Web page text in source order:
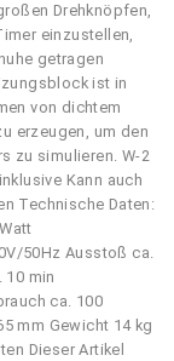
Drehknöpfen,
einzustellen,
getragen
ist in
von dichtem
erzeugen, um den
zu simulieren. W-2
Kann auch
Technische Daten:
50Hz Ausstoß ca.
10 min
ca. 100
mm Gewicht 14 kg
Dieser Artikel